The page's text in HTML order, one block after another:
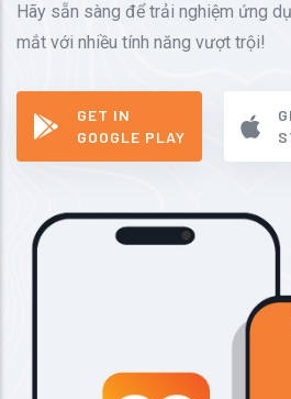
Hãy sẵn sàng để trải nghiệm ứng
mắt với nhiều tính năng vượt trội!
GET IN
GOOGLE PLAY